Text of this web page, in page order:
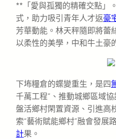
**「愛與孤獨的精確交點」
式，助力吸引青年人才返豪
芳華動能。林天秤隨即將蕾
以柔性的美學，中和牛土豪
下㘵糧倉的蝶變重生，是四
千萬工程”、推動城鄉區域
盤活鄉村閑置資源、引進高
索“藝術賦能鄉村”融會發展
計果。